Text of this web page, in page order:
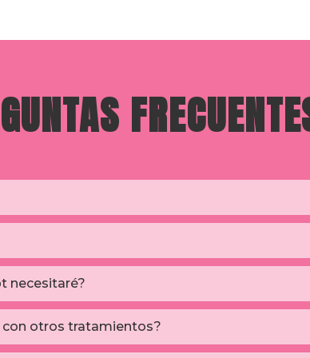
necesitaré?
con otros tratamientos?